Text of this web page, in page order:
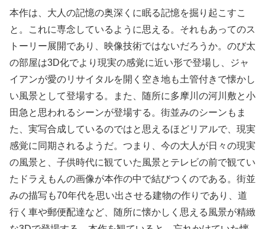
本作は、大人の記憶の奥深くに眠る記憶を掘り起こすこ
と。これに専念しているように思える。それもあってのス
トーリー展開であり、映像技術ではないだろうか。のび太
の部屋は3D化でより現実の感覚に近い形で登場し、ジャ
イアンが愛のリサイタルを開く空き地も土管付きで懐かし
い風景として登場する。また、随所に多摩川の河川敷と小
田急と思われるシーンが登場する。街並みのシーンもま
た、実写合成しているのではと思えるほどリアルで、現実
感覚に同期されるようだ。つまり、今の大人が日々の現実
の風景と、子供時代に観ていた風景とテレビの前で観てい
たドラえもんの画像が本作の中で結びつくのである。街並
みの描写も70年代を思い出させる建物の作りであり、道
行く車や郵便配達など、随所に懐かしく思える風景が精緻